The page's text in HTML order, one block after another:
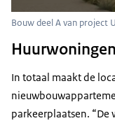
Bouw deel A van project
Huurwoningen
In totaal maakt de
parkeerplaatsen.